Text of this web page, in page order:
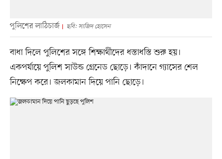
পুলিশের লাঠিচার্জ ছবি: সাজিদ হোসেন
বাধা দিলে পুলিশের সঙ্গে শিক্ষার্থীদের ধস্তাধস্তি শুরু হয়।
একপর্যায়ে পুলিশ সাউন্ড গ্রেনেড ছোড়ে। কাঁদানে গ্যাসের শেল
নিক্ষেপ করে। জলকামান দিয়ে পানি ছোড়ে।